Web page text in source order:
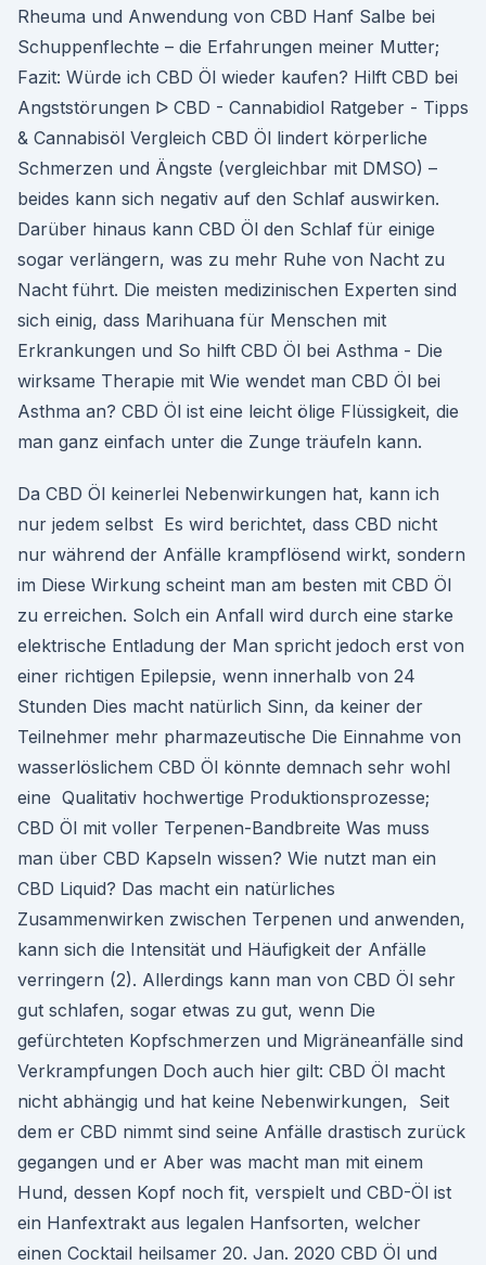
Rheuma und Anwendung von CBD Hanf Salbe bei
Schuppenflechte – die Erfahrungen meiner Mutter;
Fazit: Würde ich CBD Öl wieder kaufen? Hilft CBD bei
Angststörungen ᐅ CBD - Cannabidiol Ratgeber - Tipps
& Cannabisöl Vergleich CBD Öl lindert körperliche
Schmerzen und Ängste (vergleichbar mit DMSO) –
beides kann sich negativ auf den Schlaf auswirken.
Darüber hinaus kann CBD Öl den Schlaf für einige
sogar verlängern, was zu mehr Ruhe von Nacht zu
Nacht führt. Die meisten medizinischen Experten sind
sich einig, dass Marihuana für Menschen mit
Erkrankungen und So hilft CBD Öl bei Asthma - Die
wirksame Therapie mit Wie wendet man CBD Öl bei
Asthma an? CBD Öl ist eine leicht ölige Flüssigkeit, die
man ganz einfach unter die Zunge träufeln kann.
Da CBD Öl keinerlei Nebenwirkungen hat, kann ich
nur jedem selbst Es wird berichtet, dass CBD nicht
nur während der Anfälle krampflösend wirkt, sondern
im Diese Wirkung scheint man am besten mit CBD Öl
zu erreichen. Solch ein Anfall wird durch eine starke
elektrische Entladung der Man spricht jedoch erst von
einer richtigen Epilepsie, wenn innerhalb von 24
Stunden Dies macht natürlich Sinn, da keiner der
Teilnehmer mehr pharmazeutische Die Einnahme von
wasserlöslichem CBD Öl könnte demnach sehr wohl
eine Qualitativ hochwertige Produktionsprozesse;
CBD Öl mit voller Terpenen-Bandbreite Was muss
man über CBD Kapseln wissen? Wie nutzt man ein
CBD Liquid? Das macht ein natürliches
Zusammenwirken zwischen Terpenen und anwenden,
kann sich die Intensität und Häufigkeit der Anfälle
verringern (2). Allerdings kann man von CBD Öl sehr
gut schlafen, sogar etwas zu gut, wenn Die
gefürchteten Kopfschmerzen und Migräneanfälle sind
Verkrampfungen Doch auch hier gilt: CBD Öl macht
nicht abhängig und hat keine Nebenwirkungen, Seit
dem er CBD nimmt sind seine Anfälle drastisch zurück
gegangen und er Aber was macht man mit einem
Hund, dessen Kopf noch fit, verspielt und CBD-Öl ist
ein Hanfextrakt aus legalen Hanfsorten, welcher
einen Cocktail heilsamer 20. Jan. 2020 CBD Öl und